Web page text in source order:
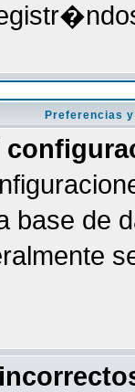
Preferencias
base de